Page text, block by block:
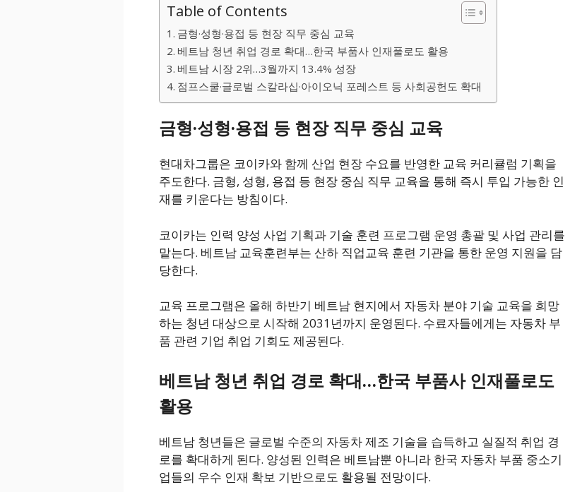
Table of Contents
금형·성형·용접 등 현장 직무 중심 교육
베트남 청년 취업 경로 확대…한국 부품사 인재풀로도 활용
베트남 시장 2위…3월까지 13.4% 성장
점프스쿨·글로벌 스칼라십·아이오닉 포레스트 등 사회공헌도 확대
금형·성형·용접 등 현장 직무 중심 교육
현대차그룹은 코이카와 함께 산업 현장 수요를 반영한 교육 커리큘럼 기획을
주도한다. 금형, 성형, 용접 등 현장 중심 직무 교육을 통해 즉시 투입 가능한 인
재를 키운다는 방침이다.
코이카는 인력 양성 사업 기획과 기술 훈련 프로그램 운영 총괄 및 사업 관리를
맡는다. 베트남 교육훈련부는 산하 직업교육 훈련 기관을 통한 운영 지원을 담
당한다.
교육 프로그램은 올해 하반기 베트남 현지에서 자동차 분야 기술 교육을 희망
하는 청년 대상으로 시작해 2031년까지 운영된다. 수료자들에게는 자동차 부
품 관련 기업 취업 기회도 제공된다.
베트남 청년 취업 경로 확대…한국 부품사 인재풀로도
활용
베트남 청년들은 글로벌 수준의 자동차 제조 기술을 습득하고 실질적 취업 경
로를 확대하게 된다. 양성된 인력은 베트남뿐 아니라 한국 자동차 부품 중소기
업들의 우수 인재 확보 기반으로도 활용될 전망이다.